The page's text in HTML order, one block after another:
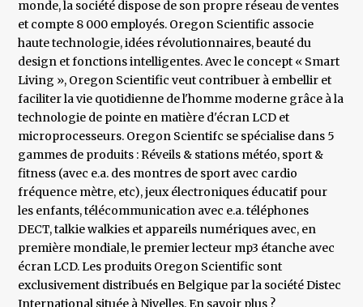
monde, la société dispose de son propre réseau de ventes
et compte 8 000 employés. Oregon Scientific associe
haute technologie, idées révolutionnaires, beauté du
design et fonctions intelligentes. Avec le concept « Smart
Living », Oregon Scientific veut contribuer à embellir et
faciliter la vie quotidienne de l'homme moderne grâce à la
technologie de pointe en matière d'écran LCD et
microprocesseurs. Oregon Scientifc se spécialise dans 5
gammes de produits : Réveils & stations météo, sport &
fitness (avec e.a. des montres de sport avec cardio
fréquence mètre, etc), jeux électroniques éducatif pour
les enfants, télécommunication avec e.a. téléphones
DECT, talkie walkies et appareils numériques avec, en
première mondiale, le premier lecteur mp3 étanche avec
écran LCD. Les produits Oregon Scientific sont
exclusivement distribués en Belgique par la société Distec
International située à Nivelles. En savoir plus ?